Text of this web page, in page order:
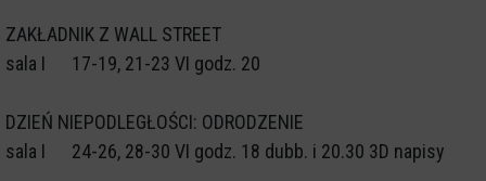
ZAKŁADNIK Z WALL STREET
sala I 17-19, 21-23 VI godz. 20
DZIEŃ NIEPODLEGŁOŚCI: ODRODZENIE
sala I 24-26, 28-30 VI godz. 18 dubb. i 20.30 3D napisy